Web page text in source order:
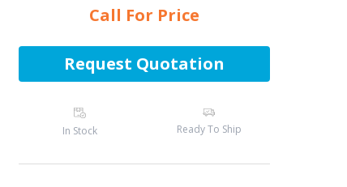
Call For Price
Request Quotation
In Stock Ready To Ship